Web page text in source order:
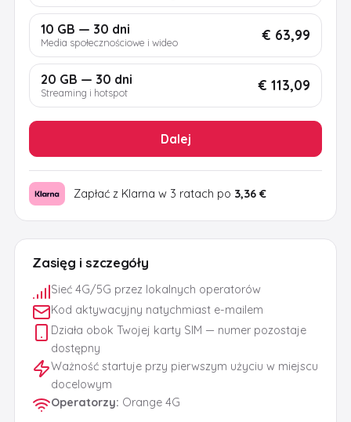
Zasięg i szczegóły
Sieć 4G/5G przez lokalnych operatorów
Kod aktywacyjny natychmiast e-mailem
Działa obok Twojej karty SIM — numer pozostaje
dostępny
Ważność startuje przy pierwszym użyciu w miejscu
docelowym
Operatorzy: Orange 4G
10 GB — 30 dni
Media społecznościowe i wideo € 63,99
20 GB — 30 dni
Streaming i hotspot € 113,09
Dalej
Zapłać z Klarna w 3 ratach po 3,36 €